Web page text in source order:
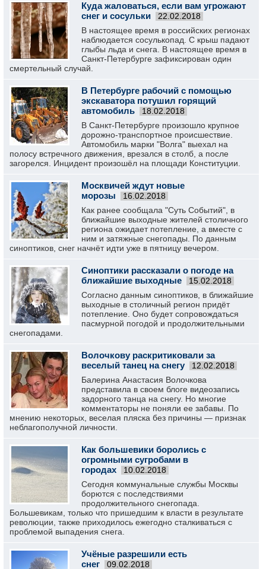
Куда жаловаться, если вам угрожают
снег и сосульки
22.02.2018
В настоящее время в российских регионах
наблюдается сосулькопад. С крыш падают
глыбы льда и снега. В настоящее время в
Санкт-Петербурге зафиксирован один
смертельный случай.
В Петербурге рабочий с помощью
экскаватора потушил горящий
автомобиль
18.02.2018
В Санкт-Петербурге произошло крупное
дорожно-транспортное происшествие.
Автомобиль марки "Волга" выехал на
полосу встречного движения, врезался в столб, а после
загорелся. Инцидент произошёл на площади Конституции.
Москвичей ждут новые
морозы
16.02.2018
Как ранее сообщала "Суть Событий", в
ближайшие выходные жителей столичного
региона ожидает потепление, а вместе с
ним и затяжные снегопады. По данным
синоптиков, снег начнёт идти уже в пятницу вечером.
Синоптики рассказали о погоде на
ближайшие выходные
15.02.2018
Согласно данным синоптиков, в ближайшие
выходные в столичный регион придёт
потепление. Оно будет сопровождаться
пасмурной погодой и продолжительными
снегопадами.
Волочкову раскритиковали за
веселый танец на снегу
12.02.2018
Балерина Анастасия Волочкова
представила в своем блоге видеозапись
задорного танца на снегу. Но многие
комментаторы не поняли ее забавы. По
мнению некоторых, веселая пляска без причины — признак
неблагополучной личности.
Как большевики боролись с
огромными сугробами в
городах
10.02.2018
Сегодня коммунальные службы Москвы
борются с последствиями
продолжительного снегопада.
Большевикам, только что пришедшим к власти в результате
революции, также приходилось ежегодно сталкиваться с
проблемой выпадения снега.
Учёные разрешили есть
снег
09.02.2018